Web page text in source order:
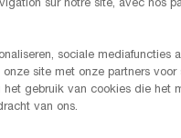
sur notre site, avec nos
sociale mediafuncties
site met onze partners
gebruik van cookies die het
van ons.